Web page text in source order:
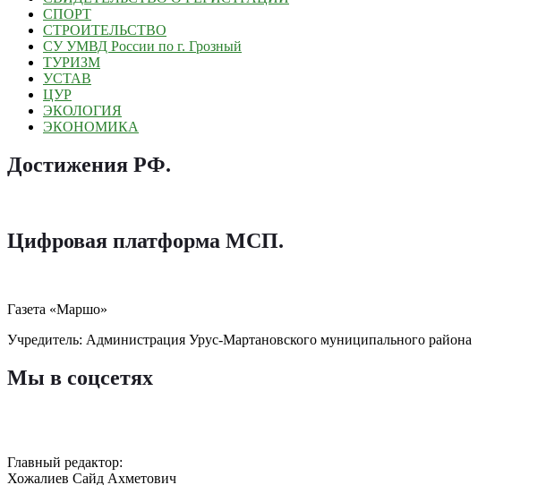
СПОРТ
СТРОИТЕЛЬСТВО
СУ УМВД России по г. Грозный
ТУРИЗМ
УСТАВ
ЦУР
ЭКОЛОГИЯ
ЭКОНОМИКА
Достижения РФ.
Цифровая платформа МСП.
Газета «Маршо»
Учредитель: Администрация Урус-Мартановского муниципального района
Мы в соцсетях
Главный редактор:
Хожалиев Сайд Ахметович